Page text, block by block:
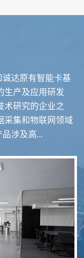
RFID智慧食堂系统
达原有智能卡基
生产及应用研发
术研究的企业之
采集和物联网领域
涉及高...